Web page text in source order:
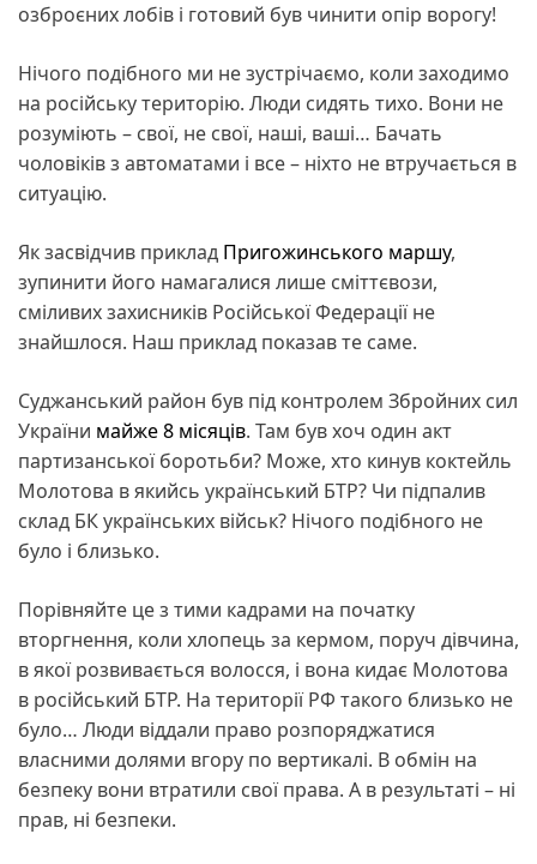
озброєних лобів і готовий був чинити опір ворогу!
Нічого подібного ми не зустрічаємо, коли заходимо
на російську територію. Люди сидять тихо. Вони не
розуміють – свої, не свої, наші, ваші… Бачать
чоловіків з автоматами і все – ніхто не втручається в
ситуацію.
Як засвідчив приклад Пригожинського маршу,
зупинити його намагалися лише сміттєвози,
сміливих захисників Російської Федерації не
знайшлося. Наш приклад показав те саме.
Суджанський район був під контролем Збройних сил
України майже 8 місяців. Там був хоч один акт
партизанської боротьби? Може, хто кинув коктейль
Молотова в якийсь український БТР? Чи підпалив
склад БК українських військ? Нічого подібного не
було і близько.
Порівняйте це з тими кадрами на початку
вторгнення, коли хлопець за кермом, поруч дівчина,
в якої розвивається волосся, і вона кидає Молотова
в російський БТР. На території РФ такого близько не
було… Люди віддали право розпоряджатися
власними долями вгору по вертикалі. В обмін на
безпеку вони втратили свої права. А в результаті – ні
прав, ні безпеки.